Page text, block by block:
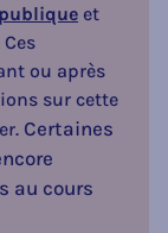
et
Ces
ou après
sur cette
Certaines
au cours